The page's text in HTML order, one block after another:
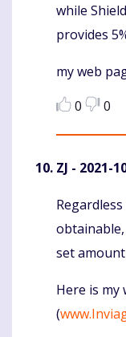
while
provides
my web
0
0
ZJ - 2021-
Komentaras
set
Here is my
(